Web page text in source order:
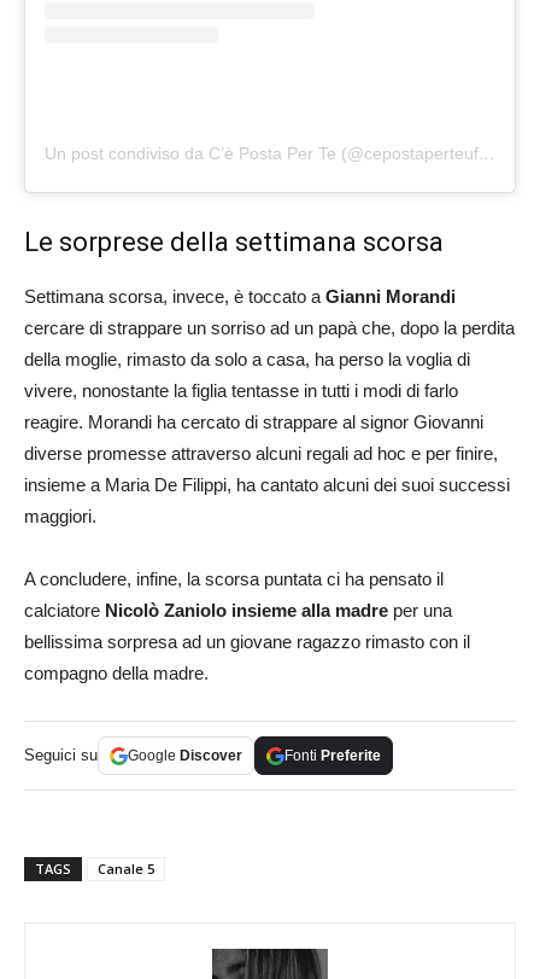
Un post condiviso da C’è Posta Per Te (@cepostaperteufficiale)
Le sorprese della settimana scorsa
Settimana scorsa, invece, è toccato a Gianni Morandi
cercare di strappare un sorriso ad un papà che, dopo la perdita
della moglie, rimasto da solo a casa, ha perso la voglia di
vivere, nonostante la figlia tentasse in tutti i modi di farlo
reagire. Morandi ha cercato di strappare al signor Giovanni
diverse promesse attraverso alcuni regali ad hoc e per finire,
insieme a Maria De Filippi, ha cantato alcuni dei suoi successi
maggiori.
A concludere, infine, la scorsa puntata ci ha pensato il
calciatore Nicolò Zaniolo insieme alla madre per una
bellissima sorpresa ad un giovane ragazzo rimasto con il
compagno della madre.
Seguici su Google Discover Fonti Preferite
TAGS Canale 5